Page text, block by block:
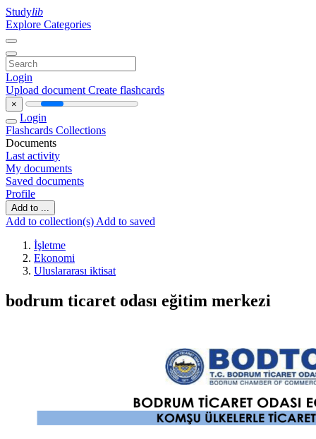
Studylib
Explore Categories
Login
Upload document Create flashcards
×
Login
Flashcards Collections
Documents
Last activity
My documents
Saved documents
Profile
Add to ...
Add to collection(s) Add to saved
İşletme
Ekonomi
Uluslararası iktisat
bodrum ticaret odası eğitim merkezi